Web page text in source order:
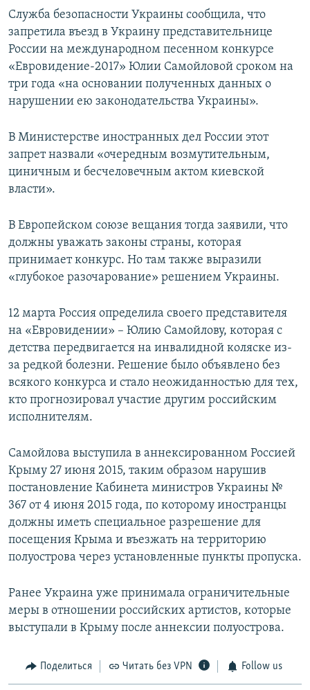
Служба безопасности Украины сообщила, что
запретила въезд в Украину представительнице
России на международном песенном конкурсе
«Евровидение-2017» Юлии Самойловой сроком на
три года «на основании полученных данных о
нарушении ею законодательства Украины».
В Министерстве иностранных дел России этот
запрет назвали «очередным возмутительным,
циничным и бесчеловечным актом киевской
власти».
В Европейском союзе вещания тогда заявили, что
должны уважать законы страны, которая
принимает конкурс. Но там также выразили
«глубокое разочарование» решением Украины.
12 марта Россия определила своего представителя
на «Евровидении» – Юлию Самойлову, которая с
детства передвигается на инвалидной коляске из-
за редкой болезни. Решение было объявлено без
всякого конкурса и стало неожиданностью для тех,
кто прогнозировал участие другим российским
исполнителям.
Самойлова выступила в аннексированном Россией
Крыму 27 июня 2015, таким образом нарушив
постановление Кабинета министров Украины №
367 от 4 июня 2015 года, по которому иностранцы
должны иметь специальное разрешение для
посещения Крыма и въезжать на территорию
полуострова через установленные пункты пропуска.
Ранее Украина уже принимала ограничительные
меры в отношении российских артистов, которые
выступали в Крыму после аннексии полуострова.
Поделиться Читать без VPN Follow us